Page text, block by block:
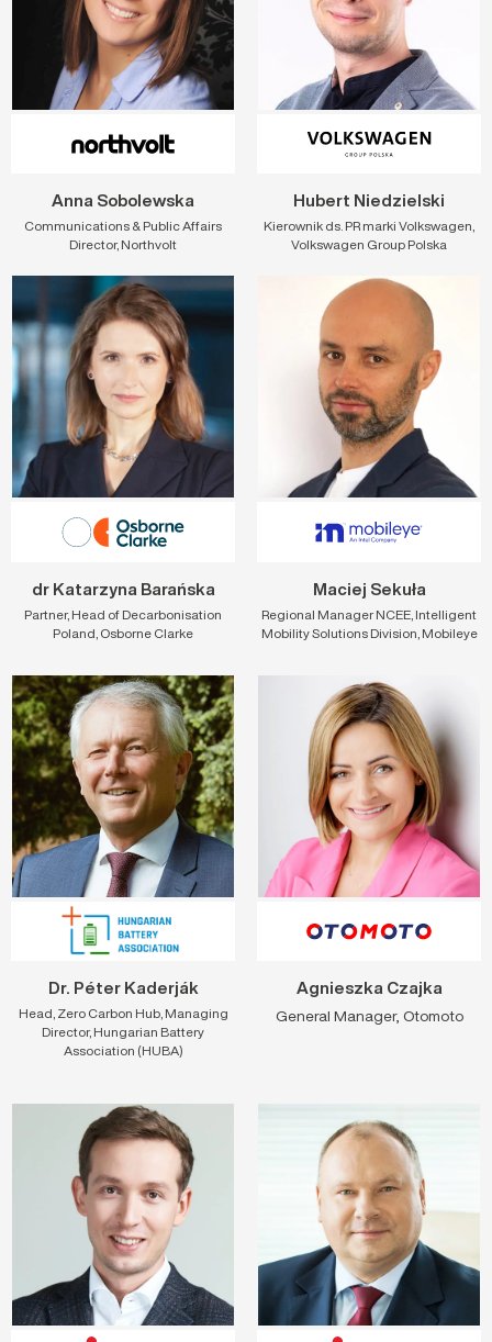
Anna Sobolewska
Communications & Public Affairs
Director, Northvolt
Hubert Niedzielski
Kierownik ds. PR marki Volkswagen,
Volkswagen Group Polska
dr Katarzyna Barańska
Partner, Head of Decarbonisation
Poland, Osborne Clarke
Maciej Sekuła
Regional Manager NCEE, Intelligent
Mobility Solutions Division, Mobileye
Dr. Péter Kaderják
Head, Zero Carbon Hub, Managing
Director, Hungarian Battery
Association (HUBA)
Agnieszka Czajka
General Manager, Otomoto